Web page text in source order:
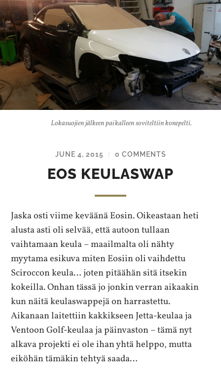
Lokasuojien jälkeen paikalleen soviteltiin konepelti.
JUNE 4, 2015 / 0 COMMENTS
EOS KEULASWAP
Jaska osti viime keväänä Eosin. Oikeastaan heti
alusta asti oli selvää, että autoon tullaan
vaihtamaan keula – maailmalta oli nähty
myytama esikuva miten Eosiin oli vaihdettu
Sciroccon keula… joten pitäähän sitä itsekin
kokeilla. Onhan tässä jo jonkin verran aikaakin
kun näitä keulaswappejä on harrastettu.
Aikanaan laitettiin kakkikseen Jetta-keulaa ja
Ventoon Golf-keulaa ja päinvaston – tämä nyt
alkava projekti ei ole ihan yhtä helppo, mutta
eiköhän tämäkin tehtyä saada…